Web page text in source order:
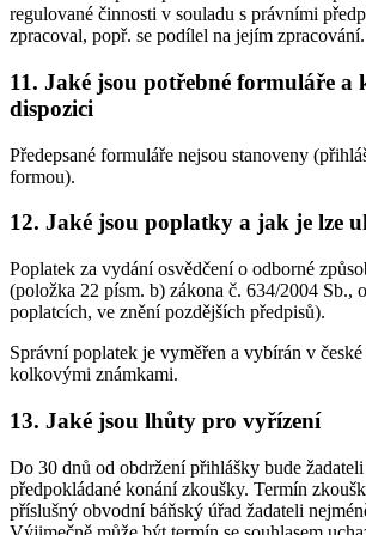
regulované činnosti v souladu s právními
zpracoval, popř. se podílel na jejím zpracování.
11. Jaké jsou potřebné formuláře a
dispozici
Předepsané formuláře nejsou stanoveny
formou).
12. Jaké jsou poplatky a jak je lze
Poplatek za vydání osvědčení o odborné
(položka 22 písm. b) zákona č. 634/2004 Sb.,
poplatcích, ve znění pozdějších předpisů).
Správní poplatek je vyměřen a vybírán v české
kolkovými známkami.
13. Jaké jsou lhůty pro vyřízení
Do 30 dnů od obdržení přihlášky bude
předpokládané konání zkoušky. Termín
příslušný obvodní báňský úřad žadateli